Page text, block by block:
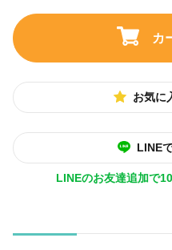
カ
お気に
LINE
LINEのお友達追加で